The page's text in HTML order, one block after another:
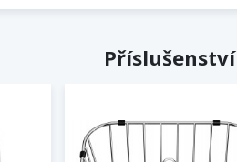
Příslušenství